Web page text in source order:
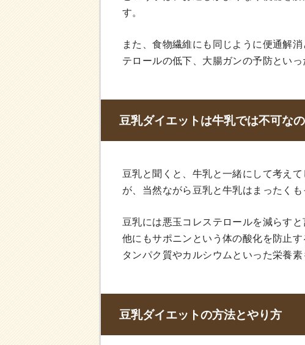
す。
また、食物繊維にも同じように便通解
テロールの低下、大腸ガンの予防とい
豆乳ダイエットは牛乳では不可な
豆乳と聞くと、牛乳と一緒にして考えて
が、当然ながら豆乳と牛乳はまったく
豆乳には悪玉コレステロールを減らす
他にもサポニンという体の酸化を防止
タンパク質やカルシウムといった栄養素
豆乳ダイエットの方法とやり方